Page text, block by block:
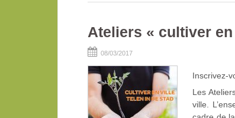
Ateliers « cultiver
08/03/2017
Inscrivez-
Les
ville.